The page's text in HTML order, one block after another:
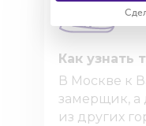
В Москве к
замерщик, а
из других
Как узнать